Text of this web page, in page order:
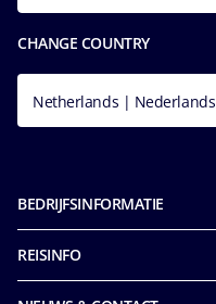
CHANGE COUNTRY
Netherlands | Nederlands
BEDRIJFSINFORMATIE
REISINFO